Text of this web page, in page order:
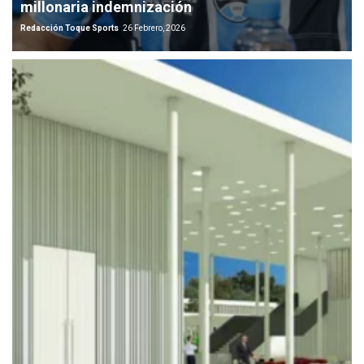
millonaria indemnización
Redacción Toque Sports 26 Febrero, 2026